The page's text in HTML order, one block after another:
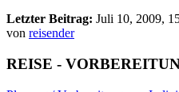
Letzter Beitrag: Juli 10, 2009,
von reisender
REISE -